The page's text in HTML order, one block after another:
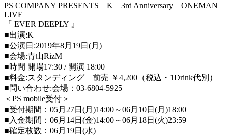
PS COMPANY PRESENTS K 3rd Anniversary
ONEMAN
LIVE
『 EVER DEEPLY 』
■出演:K
■公演日 :2019年8月 19日 (月 )
■会場:青山RizM
■時間 開場17:30 / 開演 18:00
■料金:スタンディング 前売 ￥4,200 （税込・ 1Drink代別）
■問い合わせ:会場： 03-6804-5925
＜ PS mobile受付＞
■受付期間： 05月 27日 (月 )14:00～06月 10日 (月 )18:00
■入金期間： 06月 14日 (金)14:00～06月 18日 (火)23:59
■確定枚数： 06月 19日 (水)